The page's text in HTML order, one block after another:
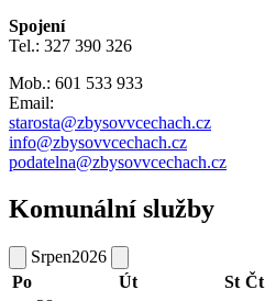
Spojení
Tel.: 327 390 326
Mob.: 601 533 933
Email:
starosta@zbysovvcechach.cz
info@zbysovvcechach.cz
podatelna@zbysovvcechach.cz
Komunální služby
Srpen2026
Po
Út St Čt